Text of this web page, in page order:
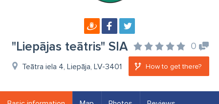
"Liepājas teātris" SIA 0
Teātra iela 4, Liepāja, LV-3401 How to get there?